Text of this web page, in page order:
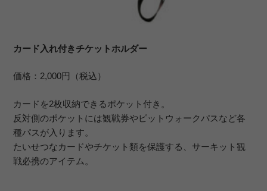
カード入れ付きチケットホルダー
価格：2,000円（税込）
カードを2枚収納できるポケット付き。
反対側のポケットには観戦券やピットウォークパスなど各
種パスが入ります。
たいせつなカードやチケット類を保護する、サーキット観
戦必携のアイテム。